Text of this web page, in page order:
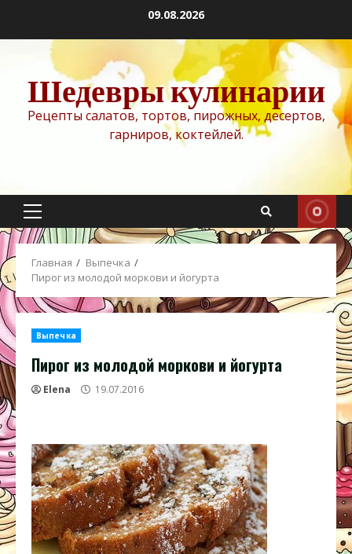
содержимому
09.08.2026
Шедевры кулинарии
Рецепты салатов, тортов, пирожных, десертов,
гарниров, коктейлей.
Основное
меню
Главная
Выпечка
Пирог из молодой моркови и йогурта
Выпечка
Пирог из молодой моркови и йогурта
Elena 19.07.2016